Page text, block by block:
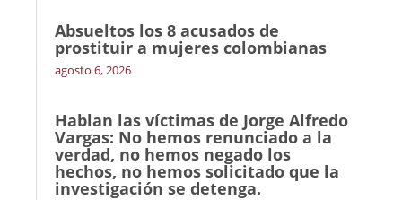
Absueltos los 8 acusados de
prostituir a mujeres colombianas
agosto 6, 2026
Hablan las víctimas de Jorge Alfredo
Vargas: No hemos renunciado a la
verdad, no hemos negado los
hechos, no hemos solicitado que la
investigación se detenga.